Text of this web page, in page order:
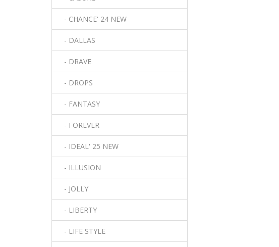
- CHANCE' 24 NEW
- DALLAS
- DRAVE
- DROPS
- FANTASY
- FOREVER
- IDEAL' 25 NEW
- ILLUSION
- JOLLY
- LIBERTY
- LIFE STYLE